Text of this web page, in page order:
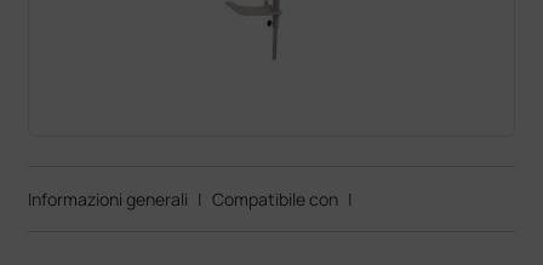
Informazioni generali | Compatibile con |